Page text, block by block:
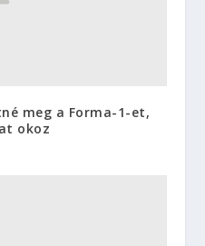
meg a Forma-1-et,
okoz